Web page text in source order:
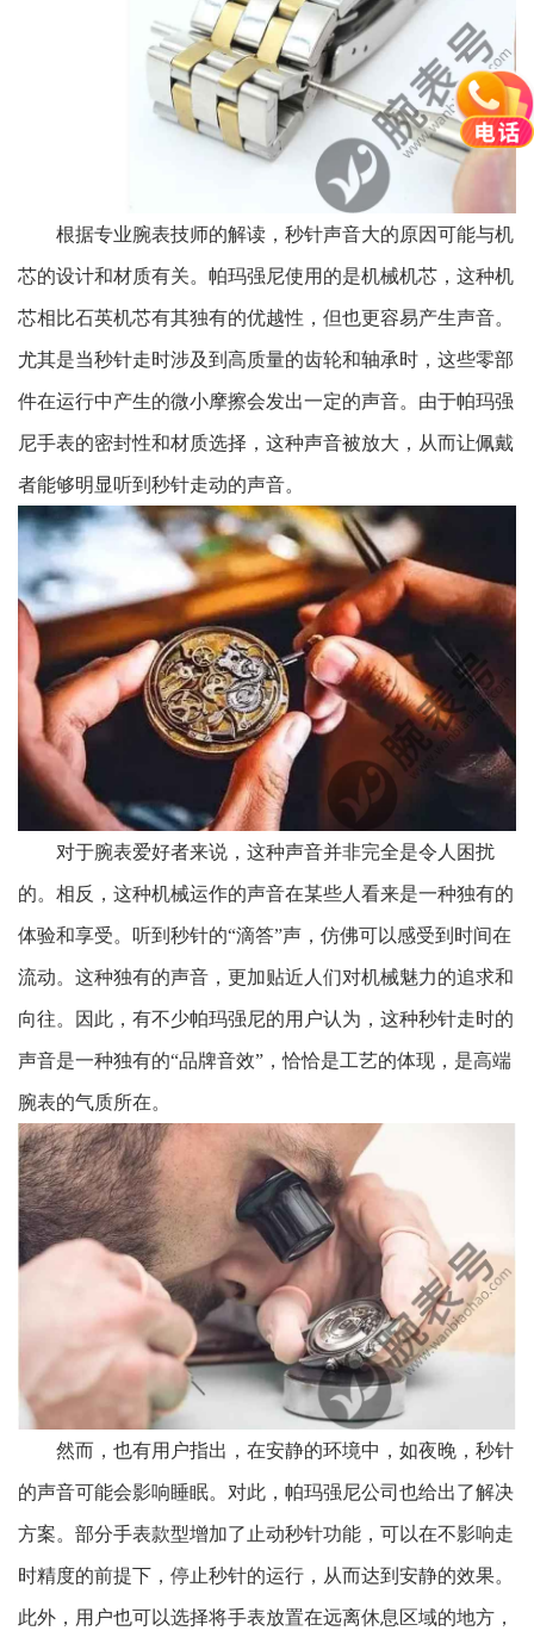
根据专业腕表技师的解读，秒针声音大的原因可能与机
芯的设计和材质有关。帕玛强尼使用的是机械机芯，这种机
芯相比石英机芯有其独有的优越性，但也更容易产生声音。
尤其是当秒针走时涉及到高质量的齿轮和轴承时，这些零部
件在运行中产生的微小摩擦会发出一定的声音。由于帕玛强
尼手表的密封性和材质选择，这种声音被放大，从而让佩戴
者能够明显听到秒针走动的声音。
对于腕表爱好者来说，这种声音并非完全是令人困扰
的。相反，这种机械运作的声音在某些人看来是一种独有的
体验和享受。听到秒针的“滴答”声，仿佛可以感受到时间在
流动。这种独有的声音，更加贴近人们对机械魅力的追求和
向往。因此，有不少帕玛强尼的用户认为，这种秒针走时的
声音是一种独有的“品牌音效”，恰恰是工艺的体现，是高端
腕表的气质所在。
然而，也有用户指出，在安静的环境中，如夜晚，秒针
的声音可能会影响睡眠。对此，帕玛强尼公司也给出了解决
方案。部分手表款型增加了止动秒针功能，可以在不影响走
时精度的前提下，停止秒针的运行，从而达到安静的效果。
此外，用户也可以选择将手表放置在远离休息区域的地方，